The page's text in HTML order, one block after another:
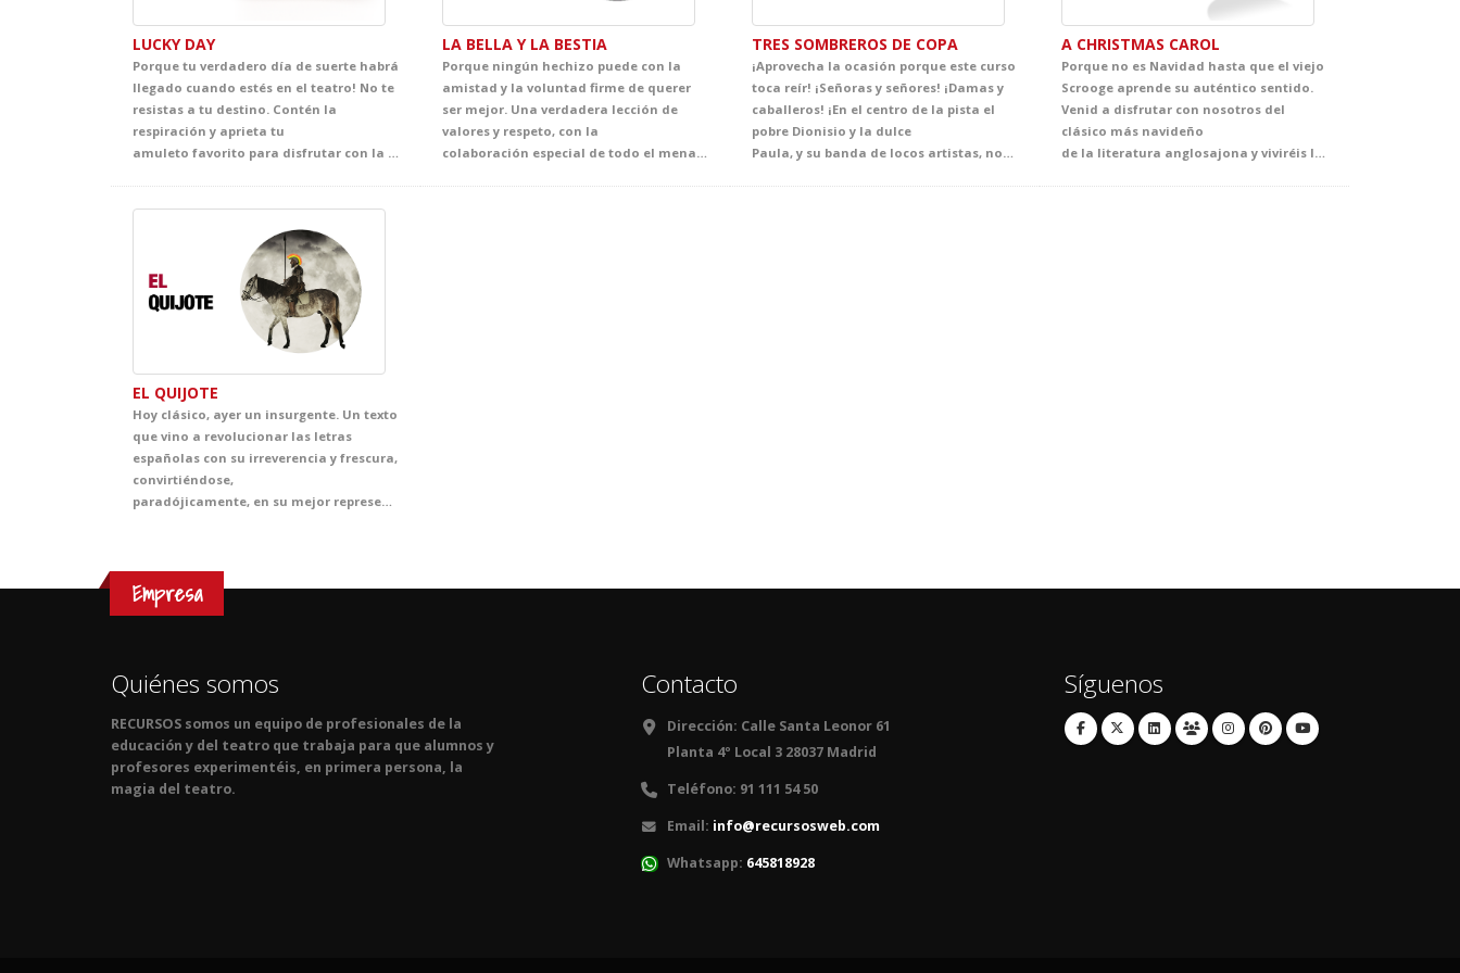
LUCKY DAY
Porque tu verdadero día de suerte habrá
llegado cuando estés en el teatro! No te
resistas a tu destino. Contén la
respiración y aprieta tu
amuleto favorito para disfrutar con la comedia más disparatada y loca de la temporada. Y es que Andy y Bob son dos hermanos con una idea muy diferente sobre lo que es la suerte y sus "señales". Ríete de la superstición en un espectáculo divertido y fresco, con un nivel de inglés perfectamente adaptado al de tus alumnos. Cualquier cosa puede pasar de la mano de estos accidentados personajes.
LA BELLA Y LA BESTIA
Porque ningún hechizo puede con la
amistad y la voluntad firme de querer
ser mejor. Una verdadera lección de
valores y respeto, con la
colaboración especial de todo el menaje del castillo, en un espectáculo repleto de magia, humor y sorpresas, donde podréis cantar y bailar junto a Bella, Bestia, Lumière y Din-Dong. Una oportunidad única de disfrutar del teatro y vivir momentos inolvidables.
TRES SOMBREROS DE COPA
¡Aprovecha la ocasión porque este curso
toca reír! ¡Señoras y señores! ¡Damas y
caballeros! ¡En el centro de la pista el
pobre Dionisio y la dulce
Paula, y su banda de locos artistas, nos acercan a esta joya del teatro contemporáneo! Atrevido, ingenioso, descarado y tremendamente divertido, así es el texto con el que Mihura denuncia lo absurdo de muchas de las convenciones sociales. Una opción ideal para despertar en tus alumnos el interés por el teatro a través de un espectáculo que no olvidarán.
A CHRISTMAS CAROL
Porque no es Navidad hasta que el viejo
Scrooge aprende su auténtico sentido.
Venid a disfrutar con nosotros del
clásico más navideño
de la literatura anglosajona y viviréis la clase de Inglés más aplaudida de la temporada. Tus alumnos no pordrán olvidar esta maravillosa adaptación de la historia más representada de Dickens.
EL QUIJOTE
Hoy clásico, ayer un insurgente. Un texto
que vino a revolucionar las letras
españolas con su irreverencia y frescura,
convirtiéndose,
paradójicamente, en su mejor representante. Y es que nadie como Cervantes demostró que se puede ser ortodoxo y subversivo a la vez. Ven al teatro y harás que tus alumnos conozcan por fin y para siempre sus famosas andanzas en una adaptación preparada especialmente para vosotros. Sentencias inmortales en una puesta en escena rompedora. Toda una lección de idealismo, honor, valor y, por supuesto, de literatura.
Empresa
Quiénes somos
RECURSOS somos un equipo de profesionales de la
educación y del teatro que trabaja para que alumnos y
profesores experimentéis, en primera persona, la
magia del teatro.
Contacto
Dirección: Calle Santa Leonor 61
Planta 4º Local 3 28037 Madrid
Teléfono: 91 111 54 50
Email: info@recursosweb.com
Whatsapp: 645818928
Síguenos